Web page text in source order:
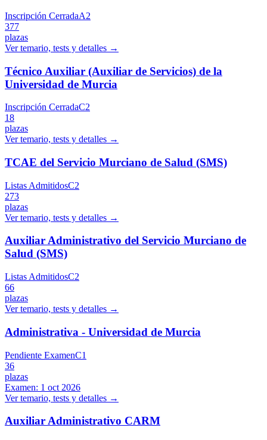
Inscripción CerradaA2
377
plazas
Ver temario, tests y detalles →
Técnico Auxiliar (Auxiliar de Servicios) de la
Universidad de Murcia
Inscripción CerradaC2
18
plazas
Ver temario, tests y detalles →
TCAE del Servicio Murciano de Salud (SMS)
Listas AdmitidosC2
273
plazas
Ver temario, tests y detalles →
Auxiliar Administrativo del Servicio Murciano de
Salud (SMS)
Listas AdmitidosC2
66
plazas
Ver temario, tests y detalles →
Administrativa - Universidad de Murcia
Pendiente ExamenC1
36
plazas
Examen: 1 oct 2026
Ver temario, tests y detalles →
Auxiliar Administrativo CARM